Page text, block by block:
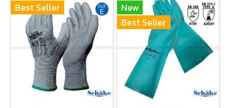
Best Seller
New
Best Seller